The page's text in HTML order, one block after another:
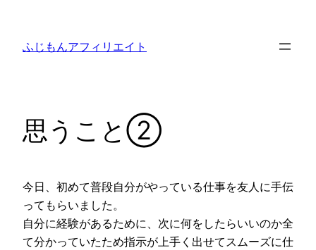
ふじもんアフィリエイト
思うこと②
今日、初めて普段自分がやっている仕事を友人に手伝
ってもらいました。
自分に経験があるために、次に何をしたらいいのか全
て分かっていたため指示が上手く出せてスムーズに仕